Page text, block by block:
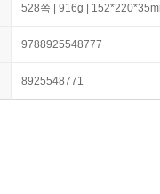
528쪽 | 916g |
9788925548777
8925548771